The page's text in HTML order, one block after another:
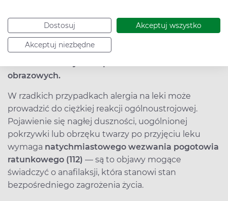
Dostosuj Akceptuj wszystko
Akceptuj niezbędne
niesteroidowe leki przeciwzapalne (NLPZ, np.
ibuprofen i aspiryna), leki znieczulające
stosowane miejscowo i ogólnie, a także środki
obrazowych.
W rzadkich przypadkach alergia na leki może
prowadzić do ciężkiej reakcji ogólnoustrojowej.
Pojawienie się nagłej duszności, uogólnionej
pokrzywki lub obrzęku twarzy po przyjęciu leku
wymaga natychmiastowego wezwania pogotowia
ratunkowego (112) — są to objawy mogące
świadczyć o anafilaksji, która stanowi stan
bezpośredniego zagrożenia życia.